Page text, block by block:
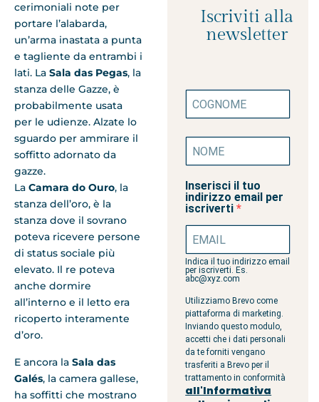
cerimoniali note per
portare l’alabarda,
un’arma inastata a punta
e tagliente da entrambi i
lati. La Sala das Pegas, la
stanza delle Gazze, è
probabilmente usata
per le udienze. Alzate lo
sguardo per ammirare il
soffitto adornato da
gazze.
La Camara do Ouro, la
stanza dell’oro, è la
stanza dove il sovrano
poteva ricevere persone
di status sociale più
elevato. Il re poteva
anche dormire
all’interno e il letto era
ricoperto interamente
d’oro.
E ancora la Sala das
Galés, la camera gallese,
ha soffitti che mostrano
Iscriviti alla
newsletter
Inserisci il tuo
indirizzo email per
iscriverti
Indica il tuo indirizzo email
per iscriverti. Es.
abc@xyz.com
Utilizziamo Brevo come
piattaforma di marketing.
Inviando questo modulo,
accetti che i dati personali
da te forniti vengano
trasferiti a Brevo per il
trattamento in conformità
all'Informativa